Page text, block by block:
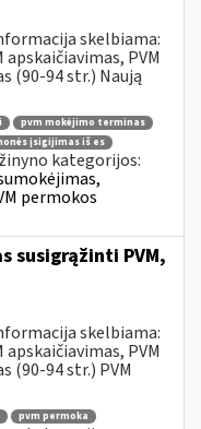
skelbiama:
PVM
(90-94 str.) Naują
pvm mokėjimo terminas
įsigijimas iš es
kategorijos:
permokos
susigrąžinti PVM,
skelbiama:
PVM
(90-94 str.) PVM
pvm permoka